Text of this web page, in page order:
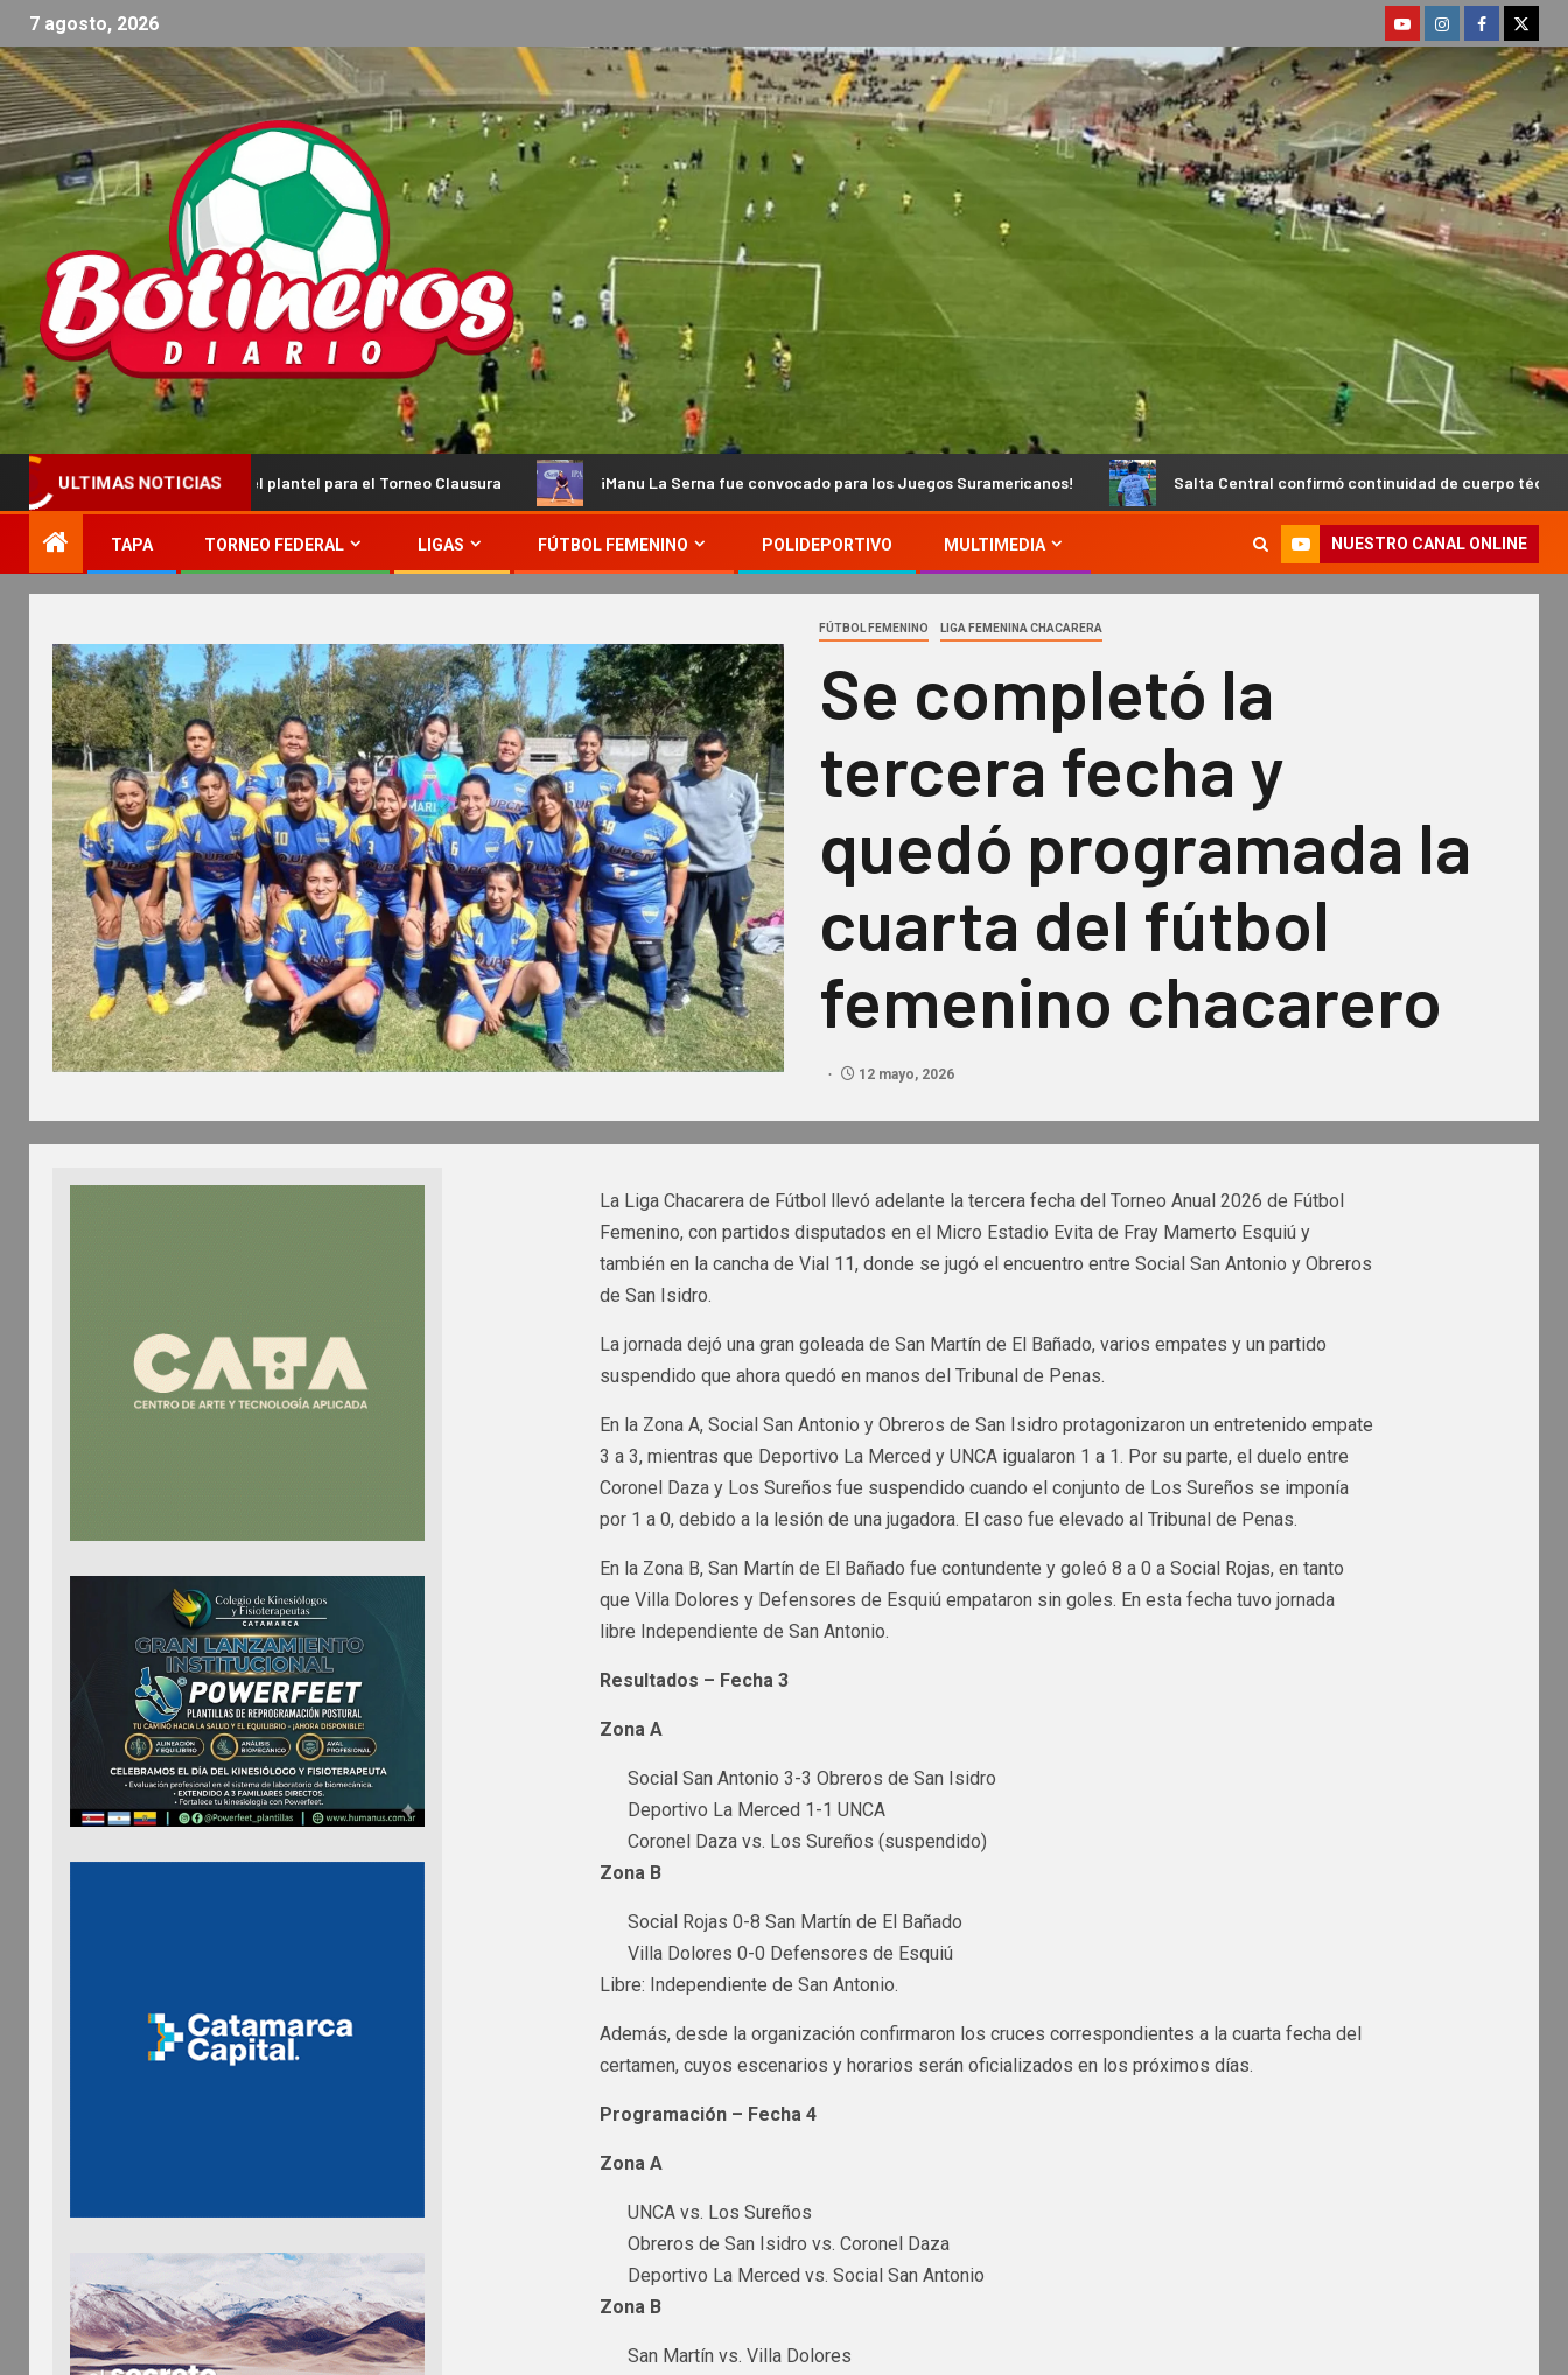
7 agosto, 2026
ULTIMAS NOTICIAS
al frente del plantel para el Torneo Clausura ¡Manu La Serna fue convocado para los Juegos Suramericanos! Salta Central confirmó continuidad de cuerpo técnico y fecha de inicio
TAPA TORNEO FEDERAL LIGAS FÚTBOL FEMENINO POLIDEPORTIVO MULTIMEDIA NUESTRO CANAL ONLINE
FÚTBOL FEMENINO LIGA FEMENINA CHACARERA
Se completó la
tercera fecha y
quedó programada la
cuarta del fútbol
femenino chacarero
12 mayo, 2026
La Liga Chacarera de Fútbol llevó adelante la tercera fecha del Torneo Anual 2026 de Fútbol
Femenino, con partidos disputados en el Micro Estadio Evita de Fray Mamerto Esquiú y
también en la cancha de Vial 11, donde se jugó el encuentro entre Social San Antonio y Obreros
de San Isidro.
La jornada dejó una gran goleada de San Martín de El Bañado, varios empates y un partido
suspendido que ahora quedó en manos del Tribunal de Penas.
En la Zona A, Social San Antonio y Obreros de San Isidro protagonizaron un entretenido empate
3 a 3, mientras que Deportivo La Merced y UNCA igualaron 1 a 1. Por su parte, el duelo entre
Coronel Daza y Los Sureños fue suspendido cuando el conjunto de Los Sureños se imponía
por 1 a 0, debido a la lesión de una jugadora. El caso fue elevado al Tribunal de Penas.
En la Zona B, San Martín de El Bañado fue contundente y goleó 8 a 0 a Social Rojas, en tanto
que Villa Dolores y Defensores de Esquiú empataron sin goles. En esta fecha tuvo jornada
libre Independiente de San Antonio.
Resultados – Fecha 3
Zona A
Social San Antonio 3-3 Obreros de San Isidro
Deportivo La Merced 1-1 UNCA
Coronel Daza vs. Los Sureños (suspendido)
Zona B
Social Rojas 0-8 San Martín de El Bañado
Villa Dolores 0-0 Defensores de Esquiú
Libre: Independiente de San Antonio.
Además, desde la organización confirmaron los cruces correspondientes a la cuarta fecha del
certamen, cuyos escenarios y horarios serán oficializados en los próximos días.
Programación – Fecha 4
Zona A
UNCA vs. Los Sureños
Obreros de San Isidro vs. Coronel Daza
Deportivo La Merced vs. Social San Antonio
Zona B
San Martín vs. Villa Dolores